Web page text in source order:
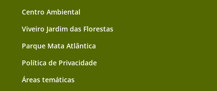
Centro Ambiental
Viveiro Jardim das Florestas
Parque Mata Atlântica
Política de Privacidade
Áreas temáticas